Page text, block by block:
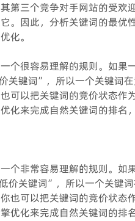
第三个竞争对手网站的受欢迎
。因此，分析关键词的最优
化。
个很容易理解的规则。如果
关键词”，所以一个关键词
可以把关键词的竞价状态作
化来完成自然关键词的排名
个非常容易理解的规则。如
价关键词”，所以一个关键
也可以把关键词的竞价状态
优化来完成自然关键词的排